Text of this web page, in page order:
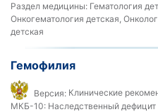
Раздел медицины: Гематология
Онкогематология детская,
детская
Гемофилия
Версия: Клинические
МКБ-10: Наследственный